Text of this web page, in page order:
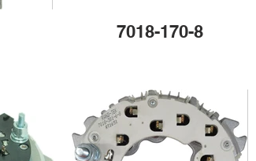
7018-170-8